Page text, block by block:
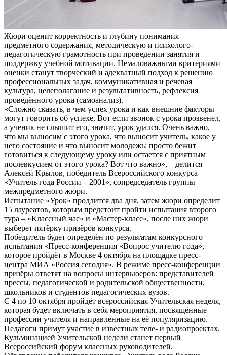
Жюри оценит корректность и глубину понимания
предметного содержания, методическую и психолого-
педагогическую грамотность при проведении занятия и
поддержку учебной мотивации. Немаловажными критериями
оценки станут творческий и адекватный подход к решению
профессиональных задач, коммуникативная и речевая
культура, целеполагание и результативность, рефлексия
проведённого урока (самоанализ).
«Сложно сказать, в чем успех урока и как внешние факторы
могут говорить об успехе. Вот если звонок с урока прозвенел,
а ученик не слышит его, значит, урок удался. Очень важно,
что мы выносим с этого урока, что выносит учитель, какое у
него состояние и что выносит молодежь: просто бежит
готовиться к следующему уроку или остается с приятным
послевкусием от этого урока? Вот что важно», – делится
Алексей Крылов, победитель Всероссийского конкурса
«Учитель года России – 2001», сопредседатель группы
межпредметного жюри.
Испытание «Урок» продлится два дня, затем жюри определит
15 лауреатов, которым предстоит пройти испытания второго
тура – «Классный час» и «Мастер-класс», после них жюри
выберет пятёрку призёров конкурса.
Победитель будет определён по результатам конкурсного
испытания «Пресс-конференция «Вопрос учителю года»,
которое пройдёт в Москве 4 октября на площадке пресс-
центра МИА «Россия сегодня». В режиме пресс-конференции
призёры ответят на вопросы интервьюеров: представителей
прессы, педагогической и родительской общественности,
школьников и студентов педагогических вузов.
С 4 по 10 октября пройдёт всероссийская Учительская неделя,
которая будет включать в себя мероприятия, посвящённые
профессии учителя и направленные на её популяризацию.
Педагоги примут участие в известных теле- и радиопроектах.
Кульминацией Учительской недели станет первый
Всероссийский форум классных руководителей.